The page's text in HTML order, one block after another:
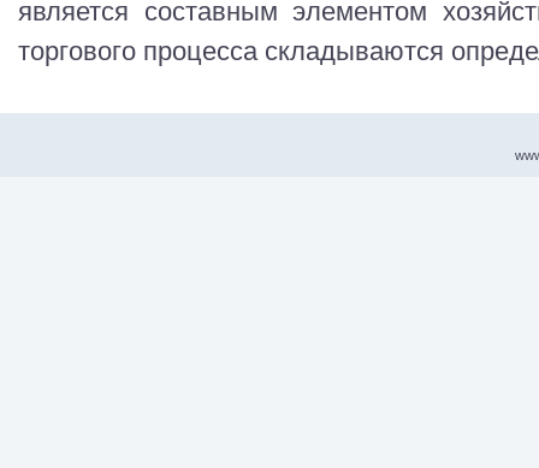
является составным элементом
торгового процесса складываются